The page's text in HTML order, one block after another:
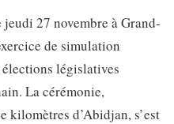
27 novembre à Grand-
de simulation
législatives
La cérémonie,
kilomètres d’Abidjan, s’est